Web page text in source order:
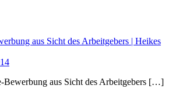
aus Sicht des Arbeitgebers | Heikes
aus Sicht des Arbeitgebers […]